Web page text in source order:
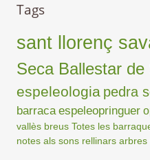
Tags
sant llorenç
Seca Ballestar
espeleologia pedra
barraca espeleopringuer
vallès breus Totes les
notes als sons rellinars arbres